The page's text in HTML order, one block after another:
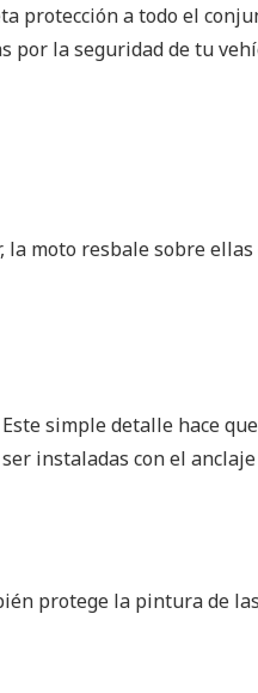
protección a todo el
por la seguridad de tu
moto resbale sobre
simple detalle hace
instaladas con el
protege la pintura de